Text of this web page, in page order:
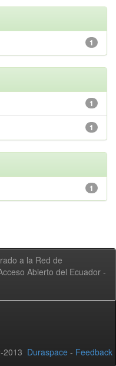
1
1
1
1
a la Red de
Abierto del Ecuador -
2013 Duraspace - Feedback